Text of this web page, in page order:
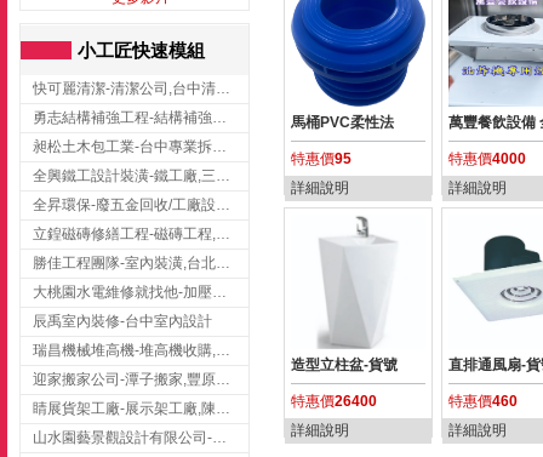
小工匠快速模組
快可麗清潔-清潔公司,台中清潔公司,台中居家清潔
勇志結構補強工程-結構補強工程 ,桃園結構補強工程,龍潭結構補強工程
昶松土木包工業-台中專業拆除工程/挖土機出租
全興鐵工設計裝潢-鐵工廠,三峽鐵工廠,台北鐵工廠
全昇環保-廢五金回收/工廠設備收購/機械設備回收/高價收購廠房設備
立鍠磁磚修繕工程-磁磚工程,磁磚修補,新竹磁磚工程
勝佳工程團隊-室內裝潢,台北房屋裝修,三重室內裝修
大桃園水電維修就找他-加壓馬達,抽水馬達,桃園水電行,中壢水電
辰禹室內裝修-台中室內設計
瑞昌機械堆高機-堆高機收購,新北市堆高機,桃園堆高機
迎家搬家公司-潭子搬家,豐原搬家,大雅搬家,大甲搬家,台中推薦搬家,台中搬家
睛展貨架工廠-展示架工廠,陳列架,台中展示架工廠
山水園藝景觀設計有限公司-景觀工程,景觀設計,新竹園藝工程,新竹景觀設計
馬桶PVC柔性法
特惠價95
詳細說明
萬豐餐飲設備
特惠價4000
詳細說明
造型立柱盆-貨號
特惠價26400
詳細說明
直排通風扇-貨
特惠價460
詳細說明